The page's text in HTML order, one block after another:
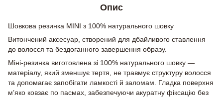
Опис
Шовкова резинка MINI з 100% натурального шовку
Витончений аксесуар, створений для дбайливого ставлення
до волосся та бездоганного завершення образу.
Міні-резинка виготовлена зі 100% натурального шовку —
матеріалу, який зменшує тертя, не травмує структуру волосся
та допомагає запобігати ламкості й заломам. Гладка поверхня
м’яко ковзає по пасмах, забезпечуючи акуратну фіксацію без